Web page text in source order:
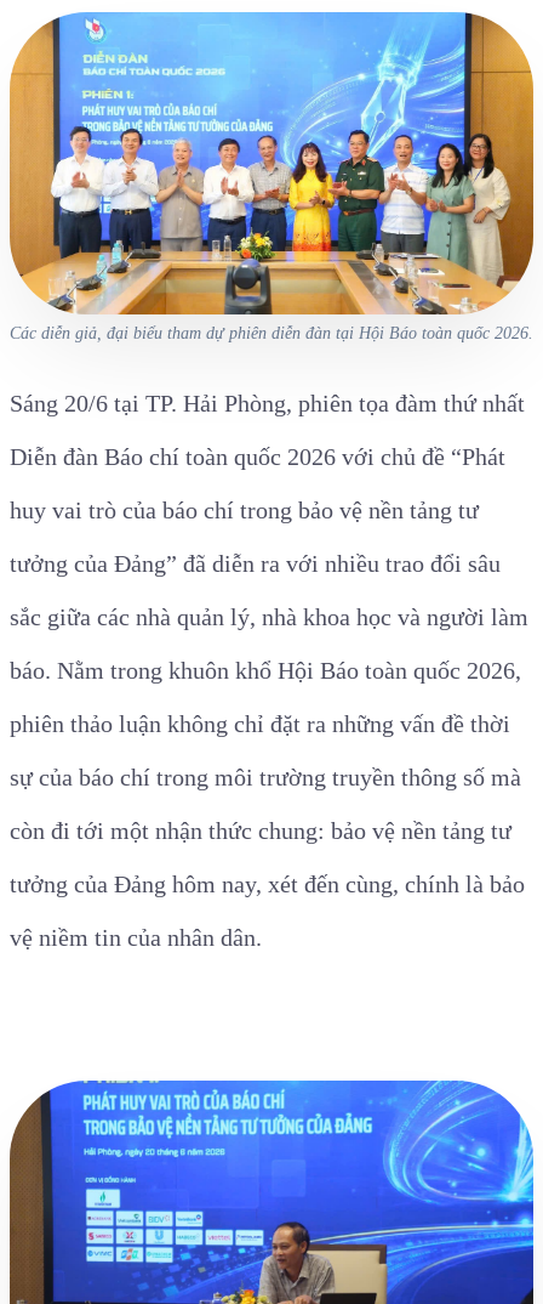
Các diễn giả, đại biểu tham dự phiên diễn đàn tại Hội Báo toàn quốc 2026.
Sáng 20/6 tại TP. Hải Phòng, phiên tọa đàm thứ nhất
Diễn đàn Báo chí toàn quốc 2026 với chủ đề “Phát
huy vai trò của báo chí trong bảo vệ nền tảng tư
tưởng của Đảng” đã diễn ra với nhiều trao đổi sâu
sắc giữa các nhà quản lý, nhà khoa học và người làm
báo. Nằm trong khuôn khổ Hội Báo toàn quốc 2026,
phiên thảo luận không chỉ đặt ra những vấn đề thời
sự của báo chí trong môi trường truyền thông số mà
còn đi tới một nhận thức chung: bảo vệ nền tảng tư
tưởng của Đảng hôm nay, xét đến cùng, chính là bảo
vệ niềm tin của nhân dân.